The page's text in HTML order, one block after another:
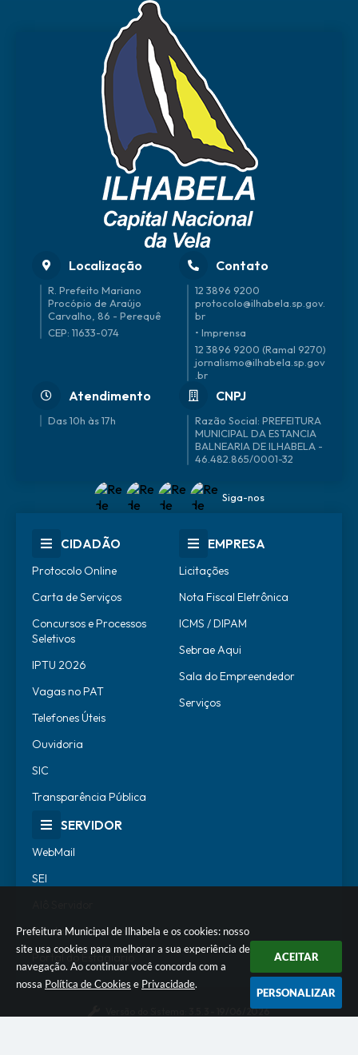
Prefeitura Municipal de Ilhabela e os cookies: nosso
site usa cookies para melhorar a sua experiência de
navegação. Ao continuar você concorda com a
nossa Política de Cookies e Privacidade.
ACEITAR
PERSONALIZAR
Localização
R. Prefeito Mariano
Procópio de Araújo
Carvalho, 86 - Perequê
CEP: 11633-074
Contato
12 3896 9200
protocolo@ilhabela.sp.gov.
br
• Imprensa
12 3896 9200 (Ramal 9270)
jornalismo@ilhabela.sp.gov
.br
Atendimento
Das 10h às 17h
CNPJ
46.482.865/0001-32
Siga-nos
CIDADÃO
Protocolo Online
Carta de Serviços
Concursos e Processos
Seletivos
IPTU 2026
Vagas no PAT
Telefones Úteis
Ouvidoria
SIC
Transparência Pública
EMPRESA
Licitações
Nota Fiscal Eletrônica
ICMS / DIPAM
Sebrae Aqui
Sala do Empreendedor
Serviços
SERVIDOR
WebMail
SEI
Escola de Governo
Portal do Estagiário
3.5.3 - 19/06/2026